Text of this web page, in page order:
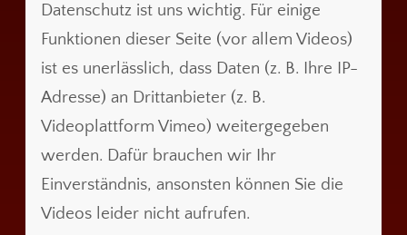
Datenschutz ist uns wichtig. Für einige
Funktionen dieser Seite (vor allem Videos)
ist es unerlässlich, dass Daten (z. B. Ihre IP-
Adresse) an Drittanbieter (z. B.
Videoplattform Vimeo) weitergegeben
werden. Dafür brauchen wir Ihr
Einverständnis, ansonsten können Sie die
Videos leider nicht aufrufen.